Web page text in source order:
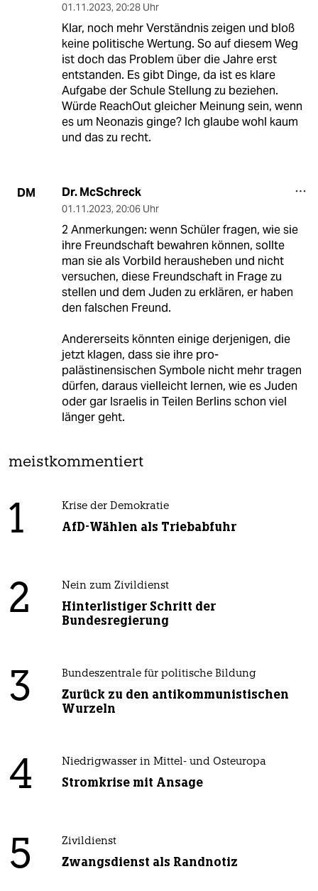
01.11.2023, 20:28 Uhr
Klar, noch mehr Verständnis zeigen und bloß
keine politische Wertung. So auf diesem Weg
ist doch das Problem über die Jahre erst
entstanden. Es gibt Dinge, da ist es klare
Aufgabe der Schule Stellung zu beziehen.
Würde ReachOut gleicher Meinung sein, wenn
es um Neonazis ginge? Ich glaube wohl kaum
und das zu recht.
DM Dr. McSchreck
01.11.2023, 20:06 Uhr
2 Anmerkungen: wenn Schüler fragen, wie sie
ihre Freundschaft bewahren können, sollte
man sie als Vorbild herausheben und nicht
versuchen, diese Freundschaft in Frage zu
stellen und dem Juden zu erklären, er haben
den falschen Freund.
Andererseits könnten einige derjenigen, die
jetzt klagen, dass sie ihre pro-
palästinensischen Symbole nicht mehr tragen
dürfen, daraus vielleicht lernen, wie es Juden
oder gar Israelis in Teilen Berlins schon viel
länger geht.
meistkommentiert
1 Krise der Demokratie
AfD-Wählen als Triebabfuhr
2 Nein zum Zivildienst
Hinterlistiger Schritt der
Bundesregierung
3 Bundeszentrale für politische Bildung
Zurück zu den antikommunistischen
Wurzeln
4 Niedrigwasser in Mittel- und Osteuropa
Stromkrise mit Ansage
5 Zivildienst
Zwangsdienst als Randnotiz